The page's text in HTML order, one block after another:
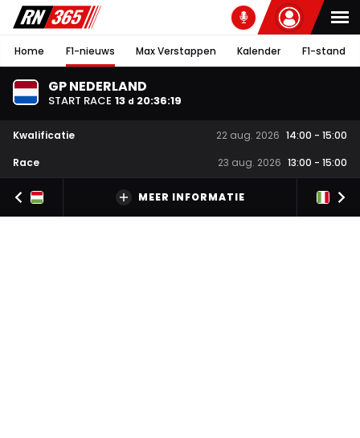
Home F1-nieuws Max Verstappen Kalender F1-stand
GP NEDERLAND
START RACE 13 d 20:36:19
Kwalificatie 22 aug. 2026 14:00 - 15:00
Race
23 aug. 2026 13:00 - 15:00
MEER INFORMATIE